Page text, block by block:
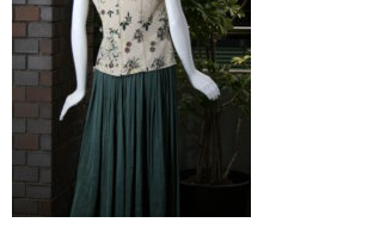
CONTACT
RECRUIT